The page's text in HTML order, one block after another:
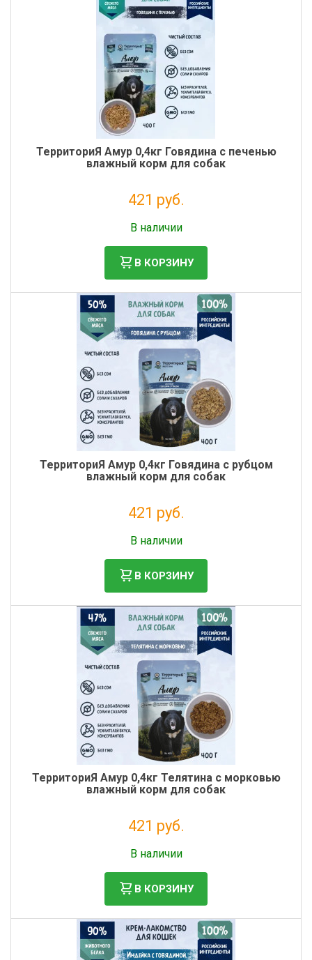
ТерриториЯ Амур 0,4кг Говядина с печенью
влажный корм для собак
421 руб.
В наличии
В КОРЗИНУ
ТерриториЯ Амур 0,4кг Говядина с рубцом
влажный корм для собак
421 руб.
В наличии
В КОРЗИНУ
ТерриториЯ Амур 0,4кг Телятина с морковью
влажный корм для собак
421 руб.
В наличии
В КОРЗИНУ